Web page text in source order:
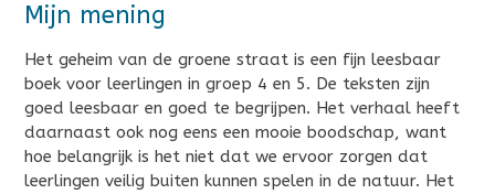
Mijn mening
Het geheim van de groene straat is een fijn leesbaar
boek voor leerlingen in groep 4 en 5. De teksten zijn
goed leesbaar en goed te begrijpen. Het verhaal heeft
daarnaast ook nog eens een mooie boodschap, want
hoe belangrijk is het niet dat we ervoor zorgen dat
leerlingen veilig buiten kunnen spelen in de natuur. Het